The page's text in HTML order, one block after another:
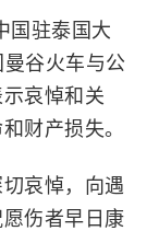
国驻泰国大
谷火车与公
哀悼和关
财产损失。
哀悼，向遇
伤者早日康